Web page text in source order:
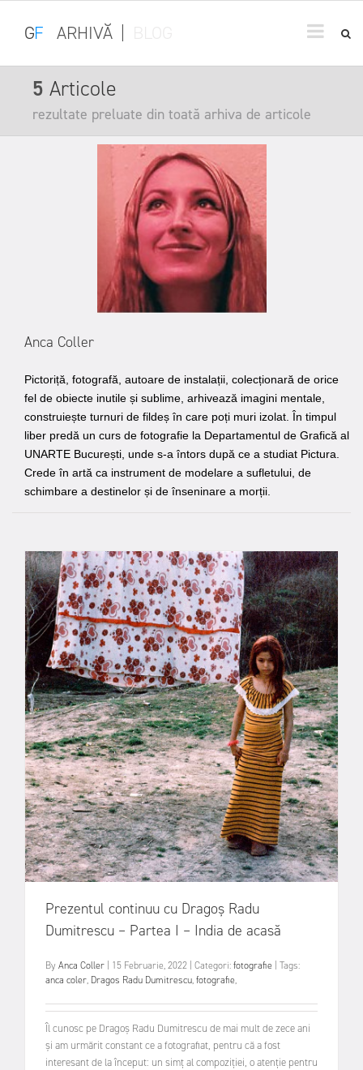
GF ARHIVĂ
5 Articole
rezultate preluate din toată arhiva de articole
Anca Coller
Pictoriță, fotografă, autoare de instalații, colecționară de orice
fel de obiecte inutile și sublime, arhivează imagini mentale,
construiește turnuri de fildeș în care poți muri izolat. În timpul
liber predă un curs de fotografie la Departamentul de Grafică al
UNARTE București, unde s-a întors după ce a studiat Pictura.
Crede în artă ca instrument de modelare a sufletului, de
schimbare a destinelor și de înseninare a morții.
Prezentul continuu cu Dragoș Radu
Dumitrescu – Partea I – India de acasă
ByAnca Coller 15 Februarie, 2022 Categori:fotografie
Tags:
anca coler, Dragos Radu Dumitrescu,fotografie,
Îl cunosc pe Dragoș Radu Dumitrescu de mai mult de zece ani
și am urmărit constant ce a fotografiat, pentru că a fost
interesant de la început: un simț al compoziției, o atenție pentru